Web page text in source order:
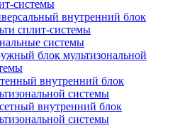
системы
внутренний блок
сплит-системы
системы
блок мультизональной
внутренний блок
системы
внутренний блок
системы